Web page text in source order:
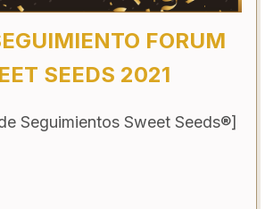
FORUM
SEEDS 2021
Seguimientos Sweet Seeds®]